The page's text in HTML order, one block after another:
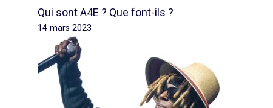
Qui sont A4E ? Que font-ils ?
14 mars 2023